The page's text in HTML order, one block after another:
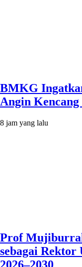
BMKG
Angin Kencang
8 jam yang lalu
Prof
sebagai